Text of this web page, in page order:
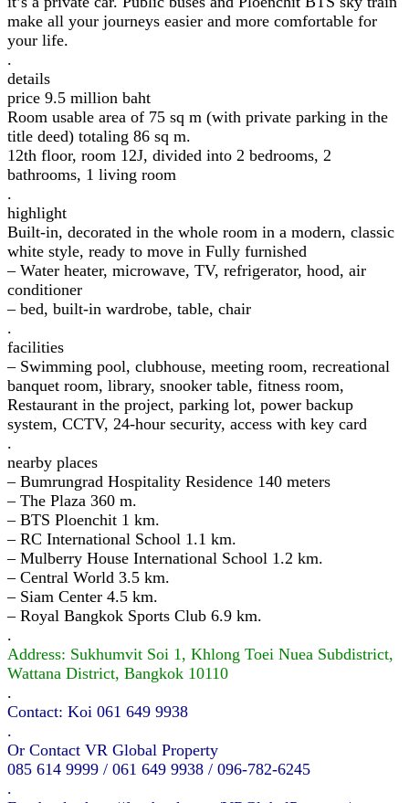
make all your journeys easier and more comfortable for
your life.
.
details
price 9.5 million baht
Room usable area of 75 sq m (with private parking in the
title deed) totaling 86 sq m.
12th floor, room 12J, divided into 2 bedrooms, 2
bathrooms, 1 living room
.
highlight
Built-in, decorated in the whole room in a modern, classic
white style, ready to move in Fully furnished
– Water heater, microwave, TV, refrigerator, hood, air
conditioner
– bed, built-in wardrobe, table, chair
.
facilities
– Swimming pool, clubhouse, meeting room, recreational
banquet room, library, snooker table, fitness room,
Restaurant in the project, parking lot, power backup
system, CCTV, 24-hour security, access with key card
.
nearby places
– Bumrungrad Hospitality Residence 140 meters
– The Plaza 360 m.
– BTS Ploenchit 1 km.
– RC International School 1.1 km.
– Mulberry House International School 1.2 km.
– Central World 3.5 km.
– Siam Center 4.5 km.
– Royal Bangkok Sports Club 6.9 km.
.
Address: Sukhumvit Soi 1, Khlong Toei Nuea Subdistrict,
Wattana District, Bangkok 10110
.
Contact: Koi 061 649 9938
.
Or Contact VR Global Property
085 614 9999 / 061 649 9938 / 096-782-6245
.